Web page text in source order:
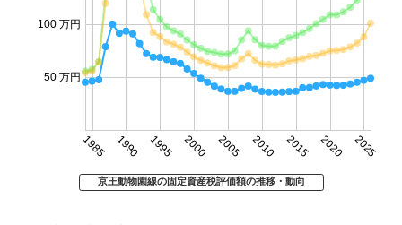
1985 1990 1995 2000 2005 2010 2015 2020 2025
50 万円
100 万円
京王動物園線の固定資産税評価額の推移・動向